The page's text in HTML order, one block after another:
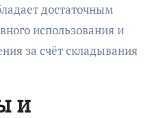
достаточным
использования и
за счёт складывания
и